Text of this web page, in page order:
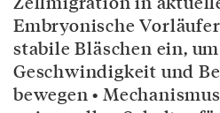
Embryonische
stabile Bläschen ein,
Geschwindigkeit und
bewegen •